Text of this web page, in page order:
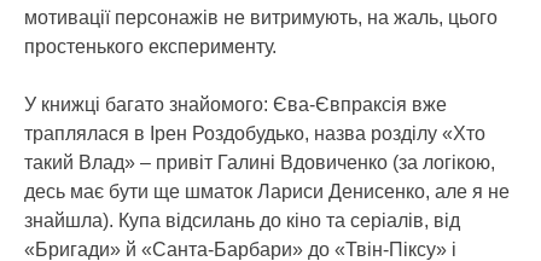
мотивації персонажів не витримують, на жаль, цього
простенького експерименту.
У книжці багато знайомого: Єва-Євпраксія вже
траплялася в Ірен Роздобудько, назва розділу «Хто
такий Влад» – привіт Галині Вдовиченко (за логікою,
десь має бути ще шматок Лариси Денисенко, але я не
знайшла). Купа відсилань до кіно та серіалів, від
«Бригади» й «Санта-Барбари» до «Твін-Піксу» і